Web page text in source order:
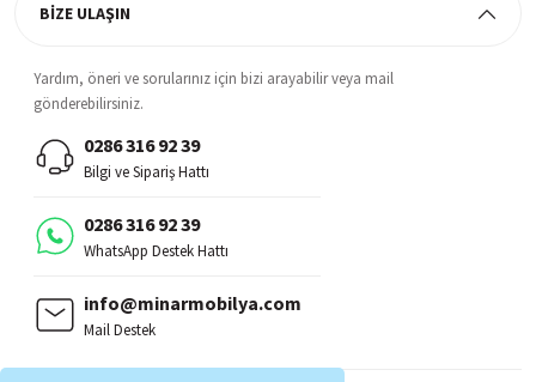
BİZE ULAŞIN
Yardım, öneri ve sorularınız için bizi arayabilir veya mail
gönderebilirsiniz.
0286 316 92 39
Bilgi ve Sipariş Hattı
0286 316 92 39
WhatsApp Destek Hattı
info@minarmobilya.com
Mail Destek